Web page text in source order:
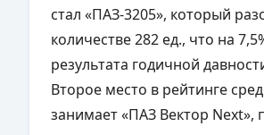
стал «ПАЗ-3205», который
количестве 282 ед., что на
результата годичной
Второе место в рейтинге
занимает «ПАЗ Вектор Next»,